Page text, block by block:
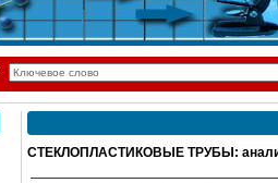
СТЕКЛОПЛАСТИКОВЫЕ ТРУБЫ: